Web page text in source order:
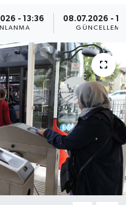
- 13:36 08.07.2026 -
GÜNCELLEME